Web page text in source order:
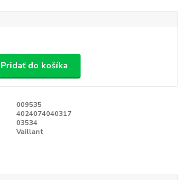
Pridať do košíka
009535
4024074040317
03534
Vaillant